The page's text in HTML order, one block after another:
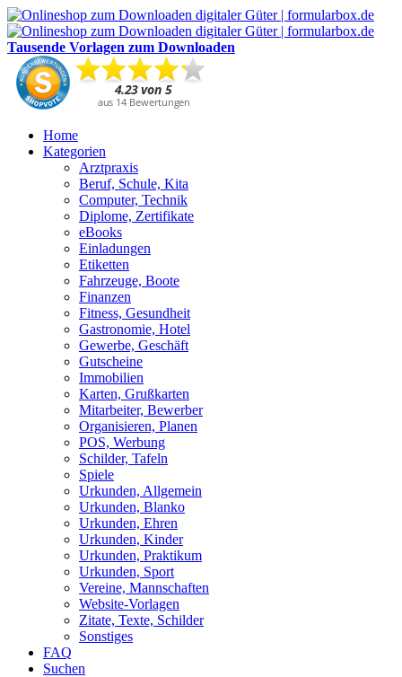
Tausende Vorlagen zum Downloaden
Home
Kategorien
Arztpraxis
Beruf, Schule, Kita
Computer, Technik
Diplome, Zertifikate
eBooks
Einladungen
Etiketten
Fahrzeuge, Boote
Finanzen
Fitness, Gesundheit
Gastronomie, Hotel
Gewerbe, Geschäft
Gutscheine
Immobilien
Karten, Grußkarten
Mitarbeiter, Bewerber
Organisieren, Planen
POS, Werbung
Schilder, Tafeln
Spiele
Urkunden, Allgemein
Urkunden, Blanko
Urkunden, Ehren
Urkunden, Kinder
Urkunden, Praktikum
Urkunden, Sport
Vereine, Mannschaften
Website-Vorlagen
Zitate, Texte, Schilder
Sonstiges
FAQ
Suchen